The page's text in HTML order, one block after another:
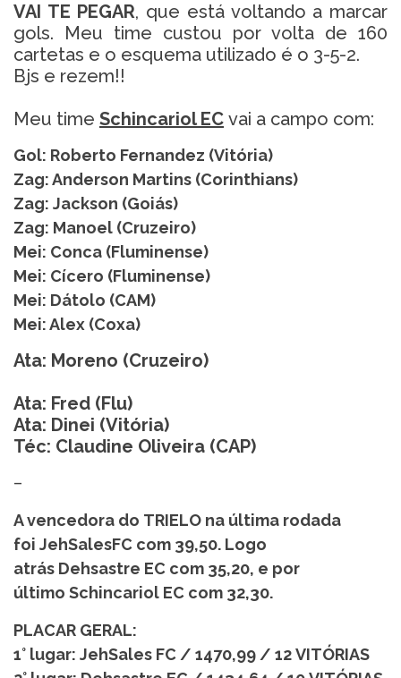
VAI TE PEGAR, que está voltando a marcar
gols. Meu time custou por volta de 160
cartetas e o esquema utilizado é o 3-5-2.
Bjs e rezem!!
Meu time Schincariol EC vai a campo com:
Gol: Roberto Fernandez (Vitória)
Zag: Anderson Martins (Corinthians)
Zag: Jackson (Goiás)
Zag: Manoel (Cruzeiro)
Mei: Conca (Fluminense)
Mei: Cícero (Fluminense)
Mei: Dátolo (CAM)
Mei: Alex (Coxa)
Ata: Moreno (Cruzeiro)
Ata: Fred (Flu)
Ata: Dinei (Vitória)
Téc: Claudine Oliveira (CAP)
–
A vencedora do TRIELO na última rodada
foi JehSalesFC com 39,50. Logo
atrás Dehsastre EC com 35,20, e por
último Schincariol EC com 32,30.
PLACAR GERAL:
1° lugar: JehSales FC / 1470,99 / 12 VITÓRIAS